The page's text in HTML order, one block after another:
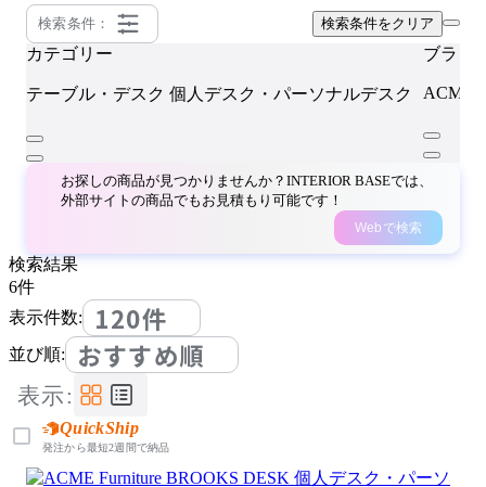
検索条件： 検索条件をクリア
カテゴリー
テーブル・デスク 個人デスク・パーソナルデスク
ブラン
ACME
お探しの商品が見つかりませんか？INTERIOR BASEでは、
外部サイトの商品でもお見積もり可能です！
Webで検索
検索結果
6件
表示件数:
120件
並び順: おすすめ順
表示:
QuickShip
発注から最短2週間で納品